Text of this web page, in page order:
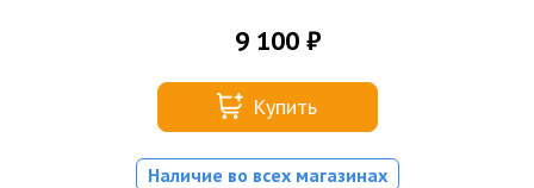
9 100 ₽
Купить
Наличие во всех магазинах